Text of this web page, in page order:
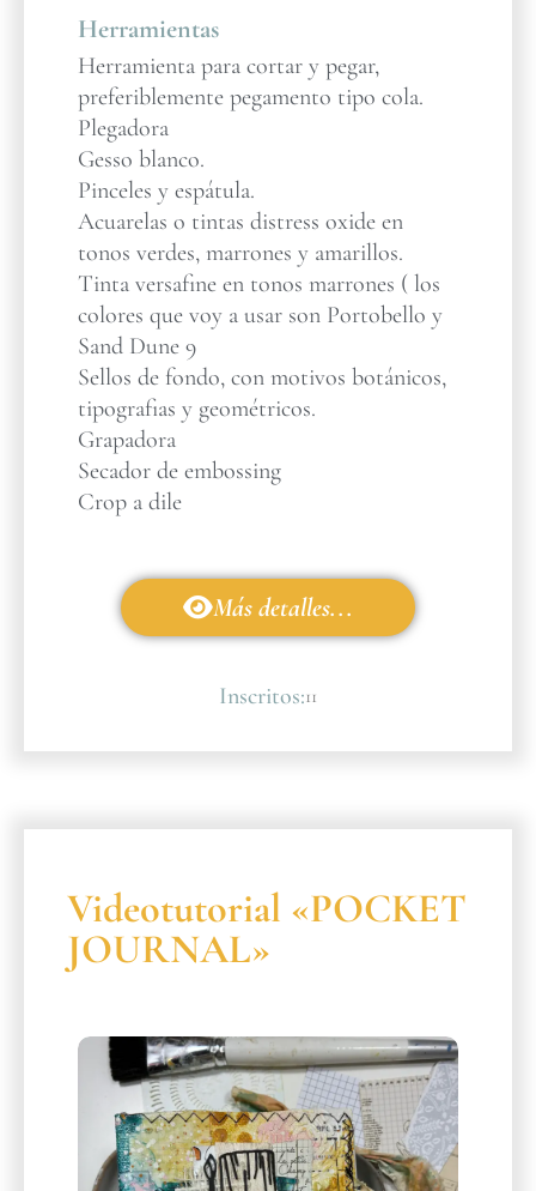
Herramientas
Herramienta para cortar y pegar,
preferiblemente pegamento tipo cola.
Plegadora
Gesso blanco.
Pinceles y espátula.
Acuarelas o tintas distress oxide en
tonos verdes, marrones y amarillos.
Tinta versafine en tonos marrones ( los
colores que voy a usar son Portobello y
Sand Dune 9
Sellos de fondo, con motivos botánicos,
tipografias y geométricos.
Grapadora
Secador de embossing
Crop a dile
Más detalles...
Inscritos:11
Videotutorial «POCKET
JOURNAL»